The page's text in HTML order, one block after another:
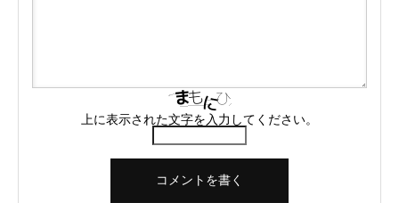
上に表示された文字を入力してください。